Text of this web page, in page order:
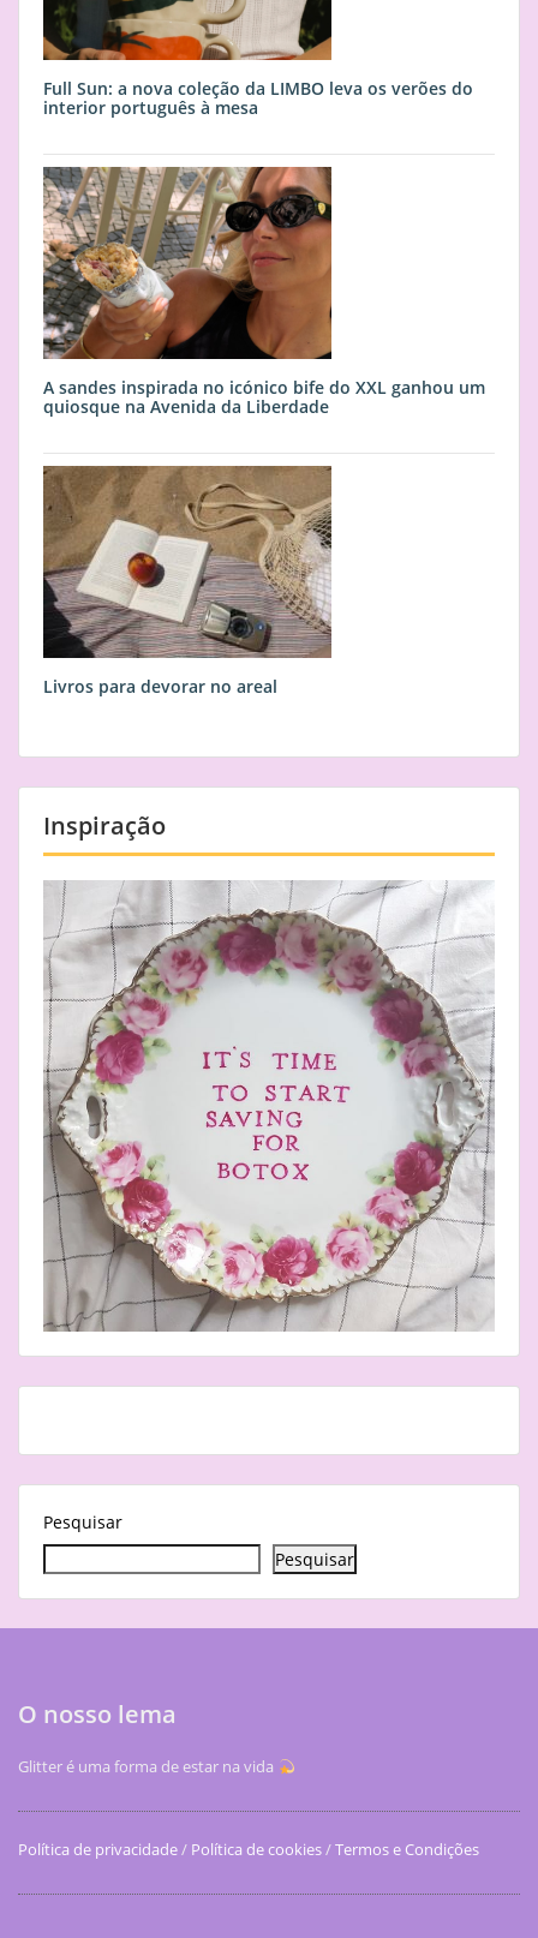
Full Sun: a nova coleção da LIMBO leva os verões do
interior português à mesa
A sandes inspirada no icónico bife do XXL ganhou um
quiosque na Avenida da Liberdade
Livros para devorar no areal
Inspiração
Pesquisar
Pesquisar
O nosso lema
Glitter é uma forma de estar na vida
Política de privacidade/ Política de cookies/Termos e Condições